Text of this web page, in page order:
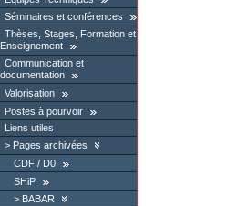
Séminaires et conférences
Thèses, Stages, Formation et
Enseignement
Communication et
documentation
Valorisation
Postes à pourvoir
Liens utiles
Pages archivées
CDF / D0
SHiP
BABAR